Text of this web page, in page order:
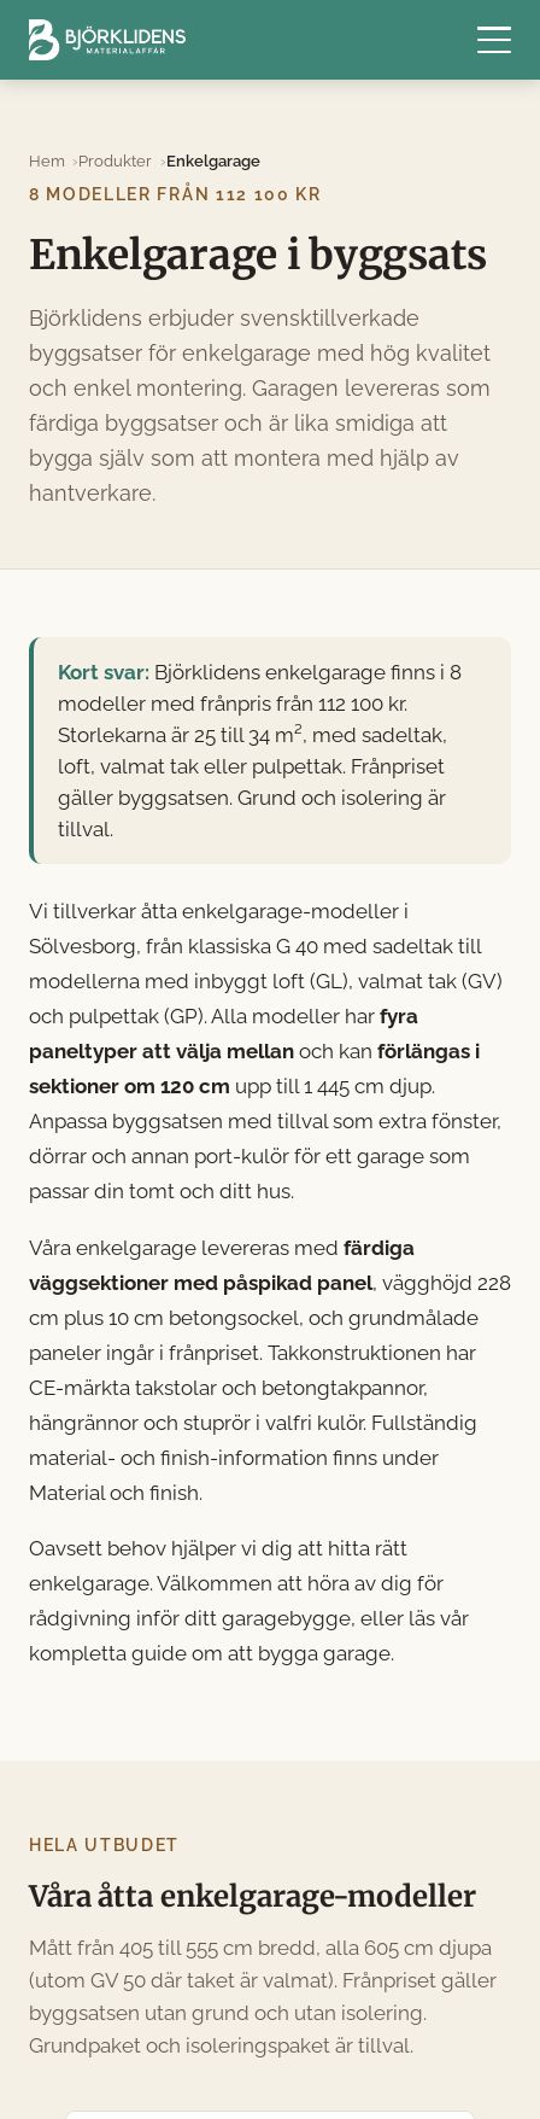
Hem Produkter
Enkelgarage
8 MODELLER FRÅN 112 100 KR
Enkelgarage i byggsats
Björklidens erbjuder svensktillverkade
byggsatser för enkelgarage med hög kvalitet
och enkel montering. Garagen levereras som
färdiga byggsatser och är lika smidiga att
bygga själv som att montera med hjälp av
hantverkare.
Kort svar: Björklidens enkelgarage finns i 8
modeller med frånpris från 112 100 kr.
Storlekarna är 25 till 34 m², med sadeltak,
loft, valmat tak eller pulpettak. Frånpriset
gäller byggsatsen. Grund och isolering är
tillval.
Vi tillverkar åtta enkelgarage-modeller i
Sölvesborg, från klassiska G 40 med sadeltak till
modellerna med inbyggt loft (GL), valmat tak (GV)
och pulpettak (GP). Alla modeller har fyra
paneltyper att välja mellan och kan förlängas i
sektioner om 120 cm upp till 1 445 cm djup.
Anpassa byggsatsen med tillval som extra fönster,
dörrar och annan port-kulör för ett garage som
passar din tomt och ditt hus.
Våra enkelgarage levereras med färdiga
väggsektioner med påspikad panel, vägghöjd 228
cm plus 10 cm betongsockel, och grundmålade
paneler ingår i frånpriset. Takkonstruktionen har
CE-märkta takstolar och betongtakpannor,
hängrännor och stuprör i valfri kulör. Fullständig
material- och finish-information finns under
Material och finish.
Oavsett behov hjälper vi dig att hitta rätt
enkelgarage.Välkommen att höra av dig för
rådgivning inför ditt garagebygge, eller läs vår
kompletta guide om att bygga garage.
HELA UTBUDET
Våra åtta enkelgarage-modeller
Mått från 405 till 555 cm bredd, alla 605 cm djupa
(utom GV 50 där taket är valmat). Frånpriset gäller
byggsatsen utan grund och utan isolering.
Grundpaket och isoleringspaket är tillval.